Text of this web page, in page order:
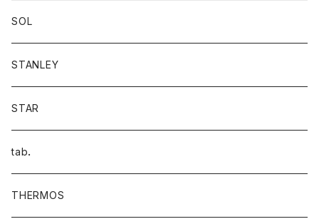
SOL
STANLEY
STAR
tab．
THERMOS